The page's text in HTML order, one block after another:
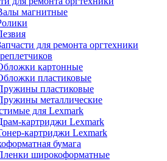
магнитные
для ремонта оргтехники
картонные
пластиковые
пластиковые
металлические
для Lexmark
картриджи Lexmark
картриджи Lexmark
бумага
широкоформатные